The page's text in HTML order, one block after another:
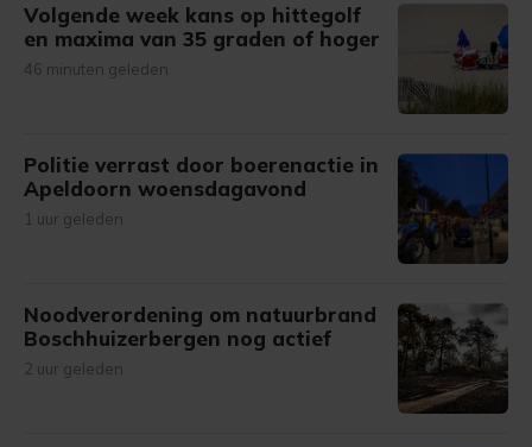
Volgende week kans op hittegolf
en maxima van 35 graden of hoger
46 minuten geleden
Politie verrast door boerenactie in
Apeldoorn woensdagavond
1 uur geleden
Noodverordening om natuurbrand
Boschhuizerbergen nog actief
2 uur geleden